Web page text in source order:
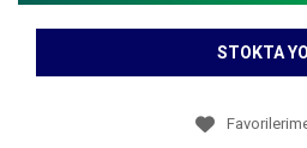
STOKTA